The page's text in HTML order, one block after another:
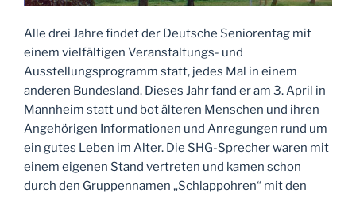
Alle drei Jahre findet der Deutsche Seniorentag mit
einem vielfältigen Veranstaltungs- und
Ausstellungsprogramm statt, jedes Mal in einem
anderen Bundesland. Dieses Jahr fand er am 3. April in
Mannheim statt und bot älteren Menschen und ihren
Angehörigen Informationen und Anregungen rund um
ein gutes Leben im Alter. Die SHG-Sprecher waren mit
einem eigenen Stand vertreten und kamen schon
durch den Gruppennamen „Schlappohren“ mit den